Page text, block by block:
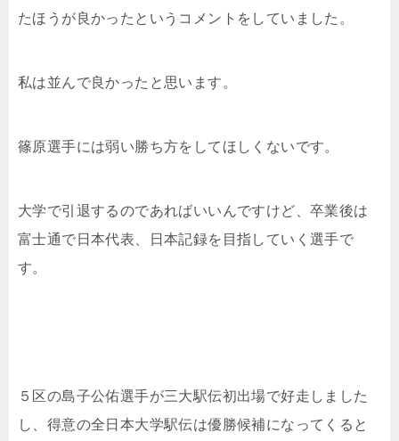
たほうが良かったというコメントをしていました。
私は並んで良かったと思います。
篠原選手には弱い勝ち方をしてほしくないです。
大学で引退するのであればいいんですけど、卒業後は
富士通で日本代表、日本記録を目指していく選手で
す。
５区の島子公佑選手が三大駅伝初出場で好走しました
し、得意の全日本大学駅伝は優勝候補になってくると